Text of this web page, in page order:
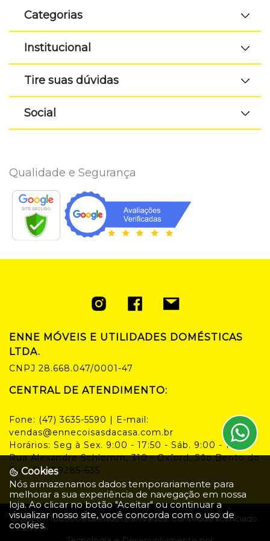
Categorias
Institucional
Tire suas dúvidas
Social
Qualidade e Segurança
ENNE MÓVEIS E UTILIDADES DOMÉSTICAS
LTDA.
CNPJ 28.668.047/0001-47
CENTRAL DE ATENDIMENTO:
Fone: (47) 3635-5590 | E-mail:
vendas@ennecoisasdacasa.com.br
Horários: Seg à Sex. 9:00 - 17:50 - Sáb. 9:00 - 14:00
Rua Alexandre Schlemm, 310 - Oxford, São Bento do
Sul - SC, 89285-635
©2026- Todos os direitos reservados. Conteúdo licenciado.
Cookies
Nós armazenamos dados temporariamente para
melhorar a sua experiência de navegação em nossa
loja. Ao clicar no botão "Aceitar" ou continuar a
visualizar nosso site, você concorda com o uso de
cookies.